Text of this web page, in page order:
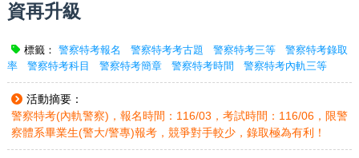
資再升級
標籤： 警察特考報名 警察特考考古題 警察特考三等
警察特考錄取
率
警察特考科目 警察特考簡章 警察特考時間 警察特考內軌三等
活動摘要：
警察特考(內軌警察)，報名時間：116/03，考試時間：116/06，限警
察體系畢業生(警大/警專)報考，競爭對手較少，錄取極為有利！